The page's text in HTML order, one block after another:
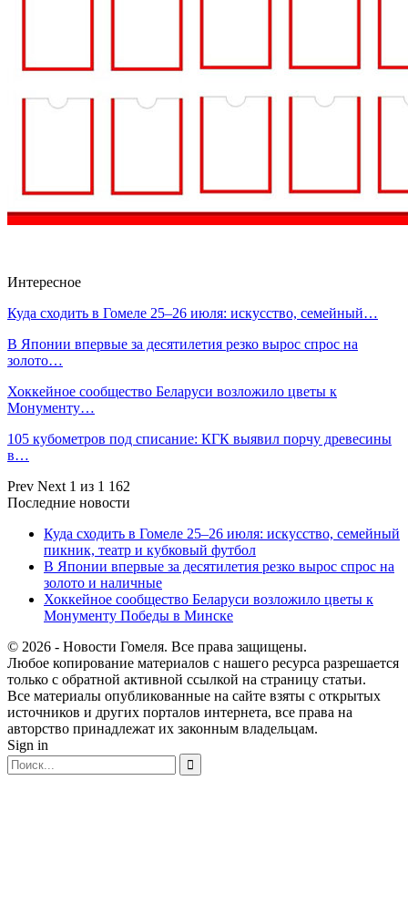
Интересное
Куда сходить в Гомеле 25–26 июля: искусство, семейный…
В Японии впервые за десятилетия резко вырос спрос на
золото…
Хоккейное сообщество Беларуси возложило цветы к
Монументу…
105 кубометров под списание: КГК выявил порчу древесины
в…
Prev Next 1 из 1 162
Последние новости
Куда сходить в Гомеле 25–26 июля: искусство, семейный
пикник, театр и кубковый футбол
В Японии впервые за десятилетия резко вырос спрос на
золото и наличные
Хоккейное сообщество Беларуси возложило цветы к
Монументу Победы в Минске
© 2026 - Новости Гомеля. Все права защищены.
Любое копирование материалов с нашего ресурса разрешается
только с обратной активной ссылкой на страницу статьи.
Все материалы опубликованные на сайте взяты с открытых
источников и других порталов интернета, все права на
авторство принадлежат их законным владельцам.
Sign in